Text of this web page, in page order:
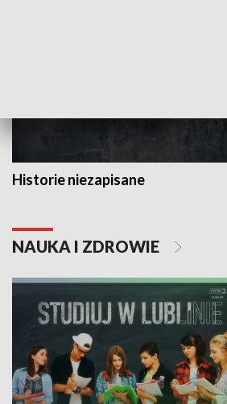
Historie niezapisane
NAUKA I ZDROWIE